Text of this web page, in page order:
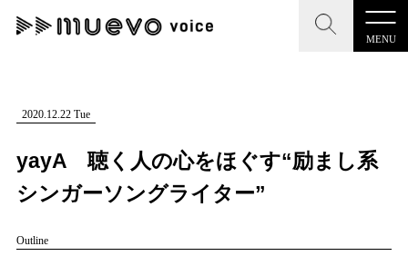
MENU
CLOSE
記事を検索する
人気ワード
CLOSE
"読者の声を形にする”音楽特化メディア
MENU
2020.12.22 Tue
yayA 聴く人の心をほぐす“励まし系
シンガーソングライター”
Outline